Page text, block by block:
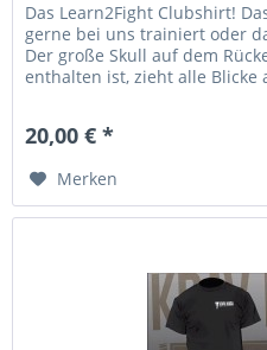
Das Learn2Fight Clubshirt!
gerne bei uns trainiert oder
Der große Skull auf dem
enthalten ist, zieht alle Blicke
20,00 € *
Merken